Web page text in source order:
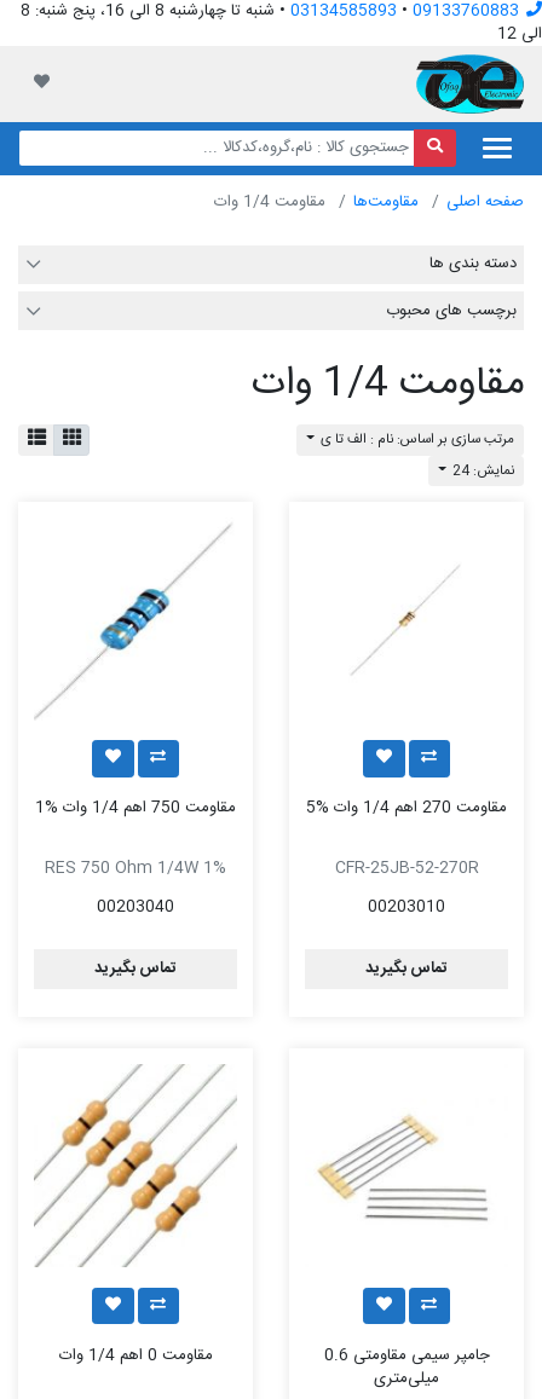
09133760883
•
03134585893
• شنبه تا چهارشنبه 8 الی 16، پنج شنبه: 8
الی 12
لیست
صفحه اصلی مقاومت‌ها مقاومت 1/4 وات
دسته بندی ها
برچسب های محبوب
مقاومت 1/4 وات
مرتب سازی بر اساس: نام : الف تا ی
نمایش: 24
مقاومت 270 اهم 1/4 وات %5
CFR-25JB-52-270R
00203010
تماس بگیرید
مقاومت 750 اهم 1/4 وات %1
RES 750 Ohm 1/4W 1%
00203040
تماس بگیرید
جامپر سیمی مقاومتی 0.6
میلی‌متری
مقاومت 0 اهم 1/4 وات